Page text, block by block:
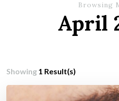
Browsing
April
Showing 1 Result(s)